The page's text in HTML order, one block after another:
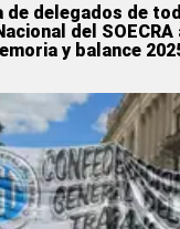
de delegados de
del
y balance